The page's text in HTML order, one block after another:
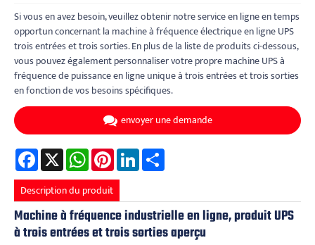
Si vous en avez besoin, veuillez obtenir notre service en ligne en temps
opportun concernant la machine à fréquence électrique en ligne UPS
trois entrées et trois sorties. En plus de la liste de produits ci-dessous,
vous pouvez également personnaliser votre propre machine UPS à
fréquence de puissance en ligne unique à trois entrées et trois sorties
en fonction de vos besoins spécifiques.
envoyer une demande
Facebook
X WhatsAppPinterestLinkedIn
Description du produit
Machine à fréquence industrielle en ligne, produit UPS
à trois entrées et trois sorties aperçu